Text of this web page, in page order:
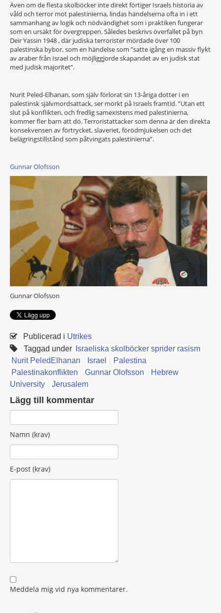
Även om de flesta skolböcker inte direkt förtiger Israels historia av
våld och terror mot palestinierna, lindas händelserna ofta in i ett
sammanhang av logik och nödvändighet som i praktiken fungerar
som en ursäkt för övergreppen. Således beskrivs överfallet på byn
Deir Yassin 1948 , där judiska terrorister mördade över 100
palestinska bybor, som en händelse som ”satte igång en massiv flykt
av araber från Israel och möjliggjorde skapandet av en judisk stat
med judisk majoritet”.
Nurit Peled-Elhanan, som själv förlorat sin 13-åriga dotter i en
palestinsk självmordsattack, ser mörkt på Israels framtid. ”Utan ett
slut på konflikten, och fredlig samexistens med palestinierna,
kommer fler barn att dö. Terroristattacker som denna är den direkta
konsekvensen av förtrycket, slaveriet, förödmjukelsen och det
belägringstillstånd som påtvingats palestinierna”.
Gunnar Olofsson
Gunnar Olofsson
Publicerad i Utrikes
Taggad under
Israeliska skolböcker sprider rasism
Nurit PeledElhanan
Israel
Palestina
Palestinakonflikten
Gunnar Olofsson
Hebrew
University
Jerusalem
Lägg till kommentar
Namn (krav)
E-post (krav)
Meddela mig vid nya kommentarer.